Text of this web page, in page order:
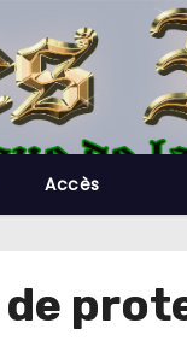
Accès
de